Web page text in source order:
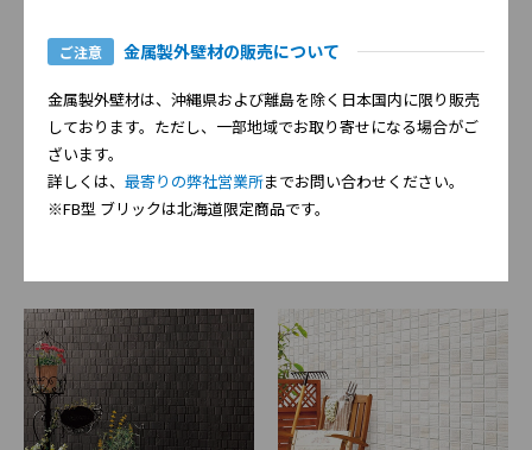
ご注意 金属製外壁材の販売について
金属製外壁材は、沖縄県および離島を除く日本国内に限り販売
しております。ただし、一部地域でお取り寄せになる場合がご
ざいます。
詳しくは、 最寄りの弊社営業所までお問い合わせください。
※FB型 ブリックは北海道限定商品です。
プリレート